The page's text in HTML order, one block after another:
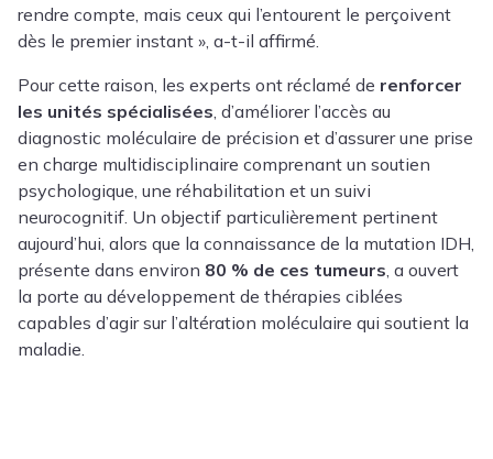
rendre compte, mais ceux qui l’entourent le perçoivent
dès le premier instant », a-t-il affirmé.
Pour cette raison, les experts ont réclamé de renforcer
les unités spécialisées , d’améliorer l’accès au
diagnostic moléculaire de précision et d’assurer une prise
en charge multidisciplinaire comprenant un soutien
psychologique, une réhabilitation et un suivi
neurocognitif. Un objectif particulièrement pertinent
aujourd’hui, alors que la connaissance de la mutation IDH,
présente dans environ 80 % de ces tumeurs , a ouvert
la porte au développement de thérapies ciblées
capables d’agir sur l’altération moléculaire qui soutient la
maladie.